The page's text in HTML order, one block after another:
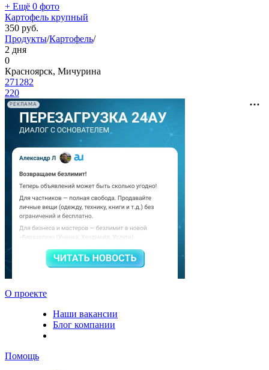
+ Ещё 0 фото
Картофель крупный
350 руб.
Продукты/Картофель/
2 дня
0
Красноярск, Мичурина
271282
220
РЕКЛАМА
О проекте
Наши вакансии
Блог компании
Помощь